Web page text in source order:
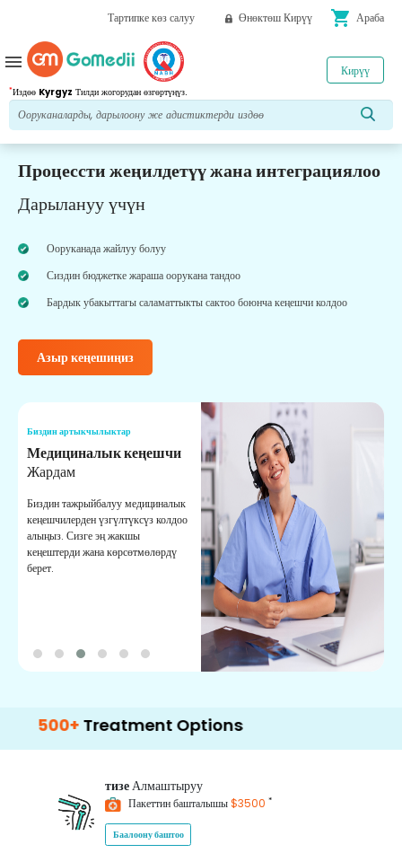
Тартипке көз салуу Өнөктөш Кирүү shopping_cart Араба
*Издөө Kyrgyz Тилди жогорудан өзгөртүңүз.
Кирүү
menu
Процессти жеңилдетүү жана интеграциялоо
Дарылануу үчүн
Ооруканада жайлуу болуу
Сиздин бюджетке жараша оорукана тандоо
Бардык убакыттагы саламаттыкты сактоо боюнча кеңешчи колдоо
Азыр кеңешиңиз
Биздин артыкчылыктар
Медициналык кеңешчи
Жардам
Биздин тажрыйбалуу медициналык
кеңешчилерден үзгүлтүксүз колдоо
алыңыз. Сизге эң жакшы
кеңештерди жана көрсөтмөлөрдү
берет.
Treatment Options
тизеАлмаштыруу
Пакеттин башталышы$3500 *
Баалоону баштоо